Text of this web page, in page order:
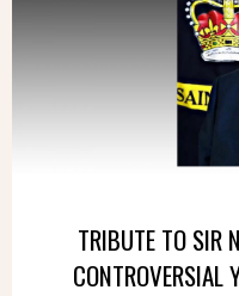
TRIBUTE TO SIR
CONTROVERSIAL